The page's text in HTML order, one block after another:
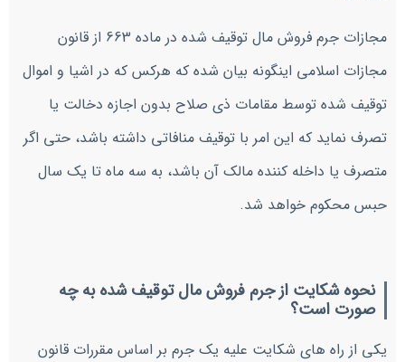
مجازات جرم فروش مال توقیف شده در ماده 663 از قانون
مجازات اسلامی اینگونه بیان شده که هرکس که در اشیا و اموال
توقیف شده توسط مقامات ذی صلاح بدون اجازه دخالت یا
تصرف نماید که این امر با توقیف منافاتی داشته باشد، حتی اگر
متصرف یا داخله کننده مالک آن باشد، به سه ماه تا یک سال
حبس محکوم خواهد شد.
نحوه شکایت از جرم فروش مال توقیف شده به چه
صورت است؟
یکی از راه های شکایت علیه یک جرم بر اساس مقررات قانون